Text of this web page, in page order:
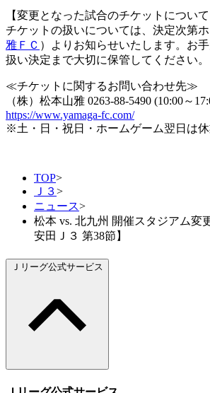
【変更となった試合のチケットについて
チケットの扱いについては、決定次第
雅ＦＣ ）よりお知らせいたします。お
扱い決定まで大切に保管してください。
≪チケットに関するお問い合わせ先≫
（株）松本山雅 0263-88-5490 (10:00～
https://www.yamaga-fc.com/
※土・日・祝日・ホームゲーム翌日は
TOP>
Ｊ３>
ニュース>
松本 vs. 北九州 開催スタジアム変
安田Ｊ３ 第38節】
Ｊリーグ公式サービス